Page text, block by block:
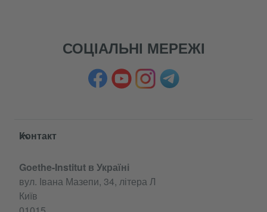
СОЦІАЛЬНІ МЕРЕЖІ
Service- und Informationsbereich
Контакт
Goethe-Institut в Україні
вул. Івана Мазепи, 34, літера Л
Київ